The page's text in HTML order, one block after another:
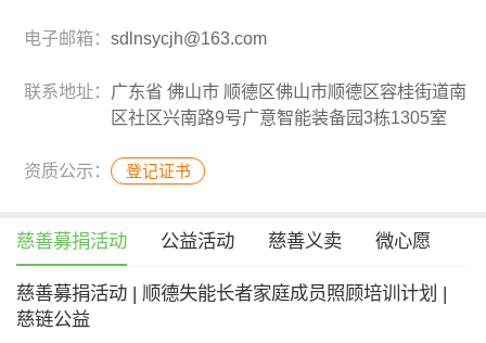
电子邮箱：sdlnsycjh@163.com
联系地址： 广东省 佛山市 顺德区佛山市顺德区容桂街道南
区社区兴南路9号广意智能装备园3栋1305室
资质公示： 登记证书
慈善募捐活动 公益活动 慈善义卖 微心愿
慈善募捐活动 | 顺德失能长者家庭成员照顾培训计划 |
慈链公益